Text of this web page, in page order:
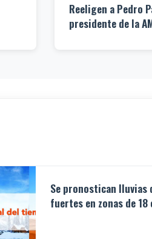
Reeligen a Pedro
presidente de la
Se pronostican lluvias
fuertes en zonas de